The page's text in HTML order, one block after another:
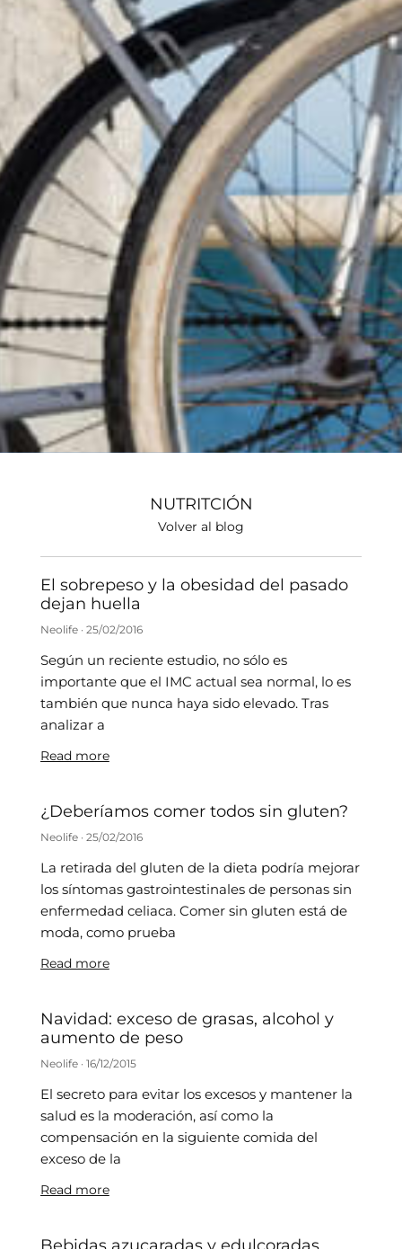
NUTRITCIÓN
Volver al blog
El sobrepeso y la obesidad del pasado
dejan huella
Neolife 25/02/2016
Según un reciente estudio, no sólo es
importante que el IMC actual sea normal, lo es
también que nunca haya sido elevado. Tras
analizar a
Read more
¿Deberíamos comer todos sin gluten?
Neolife 25/02/2016
La retirada del gluten de la dieta podría mejorar
los síntomas gastrointestinales de personas sin
enfermedad celiaca. Comer sin gluten está de
moda, como prueba
Read more
Navidad: exceso de grasas, alcohol y
aumento de peso
Neolife 16/12/2015
El secreto para evitar los excesos y mantener la
salud es la moderación, así como la
compensación en la siguiente comida del
exceso de la
Read more